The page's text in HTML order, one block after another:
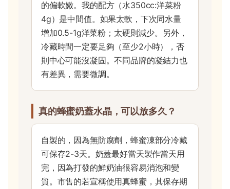
的偏軟嫩。我的配方（水350cc:洋菜粉
4g）是中間值。如果太軟，下次同水量
增加0.5-1g洋菜粉；太硬則減少。另外，
冷藏時間一定要足夠（至少2小時），否
則中心可能沒凝固。不同品牌的凝結力也
有差異，需要微調。
真的蜂蜜奶蓋水晶，可以放多久？
自製的，因為無防腐劑，蜂蜜凍部分冷藏
可保存2-3天。奶蓋最好當天製作當天用
完，因為打發的鮮奶油很容易消泡和變
質。市售的若宣稱使用真蜂蜜，其保存期